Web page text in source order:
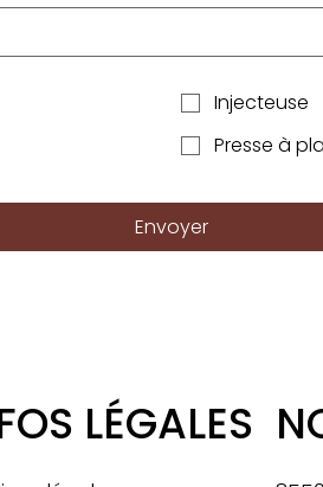
Injecteuse
Presse à
Envoyer
LÉGALES